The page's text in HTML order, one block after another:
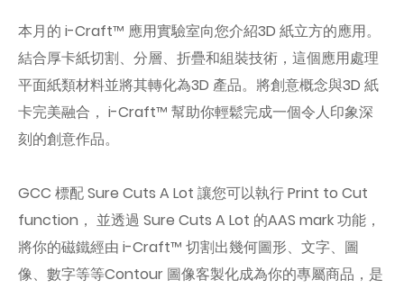
本月的 i-Craft™ 應用實驗室向您介紹3D 紙立方的應用。
結合厚卡紙切割、分層、折疊和組裝技術，這個應用處理
平面紙類材料並將其轉化為3D 產品。將創意概念與3D 紙
卡完美融合， i-Craft™ 幫助你輕鬆完成一個令人印象深
刻的創意作品。
GCC 標配 Sure Cuts A Lot 讓您可以執行 Print to Cut
function， 並透過 Sure Cuts A Lot 的AAS mark 功能，
將你的磁鐵經由 i-Craft™ 切割出幾何圖形、文字、圖
像、數字等等Contour 圖像客製化成為你的專屬商品，是